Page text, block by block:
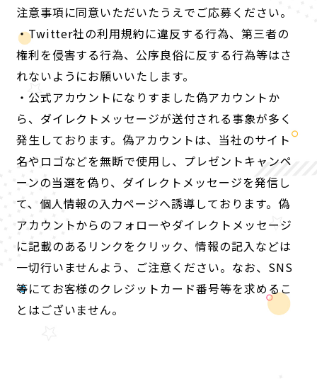
注意事項に同意いただいたうえでご応募ください。
・Twitter社の利用規約に違反する行為、第三者の
権利を侵害する行為、公序良俗に反する行為等はさ
れないようにお願いいたします。
・公式アカウントになりすました偽アカウントか
ら、ダイレクトメッセージが送付される事象が多く
発生しております。偽アカウントは、当社のサイト
名やロゴなどを無断で使用し、プレゼントキャンペ
ーンの当選を偽り、ダイレクトメッセージを発信し
て、個人情報の入力ページへ誘導しております。偽
アカウントからのフォローやダイレクトメッセージ
に記載のあるリンクをクリック、情報の記入などは
一切行いませんよう、ご注意ください。なお、SNS
等にてお客様のクレジットカード番号等を求めるこ
とはございません。